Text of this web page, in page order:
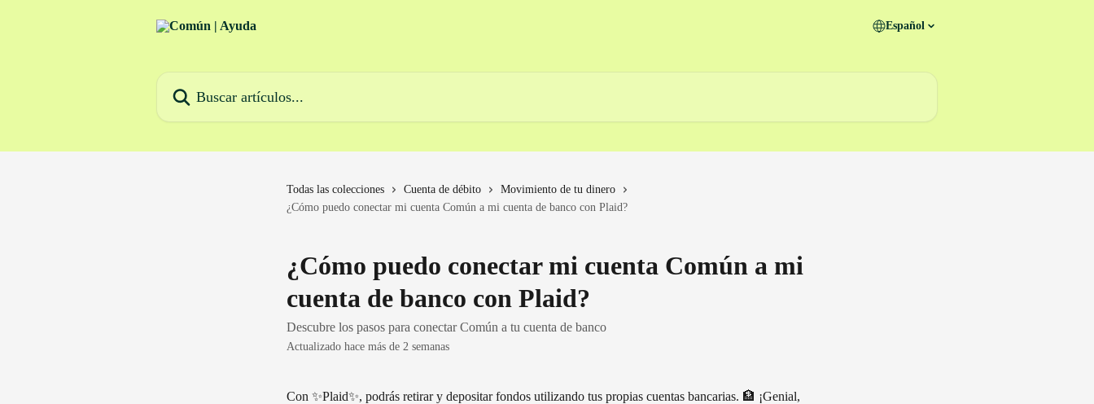
Español
Todas las colecciones Cuenta de débito
Movimiento de tu dinero
¿Cómo puedo conectar mi cuenta Común a mi cuenta de banco con Plaid?
¿Cómo puedo conectar mi cuenta Común a mi
cuenta de banco con Plaid?
Descubre los pasos para conectar Común a tu cuenta de banco
Actualizado hace más de 2 semanas
Con ✨Plaid✨, podrás retirar y depositar fondos utilizando tus propias cuentas bancarias. 🏦 ¡Genial,